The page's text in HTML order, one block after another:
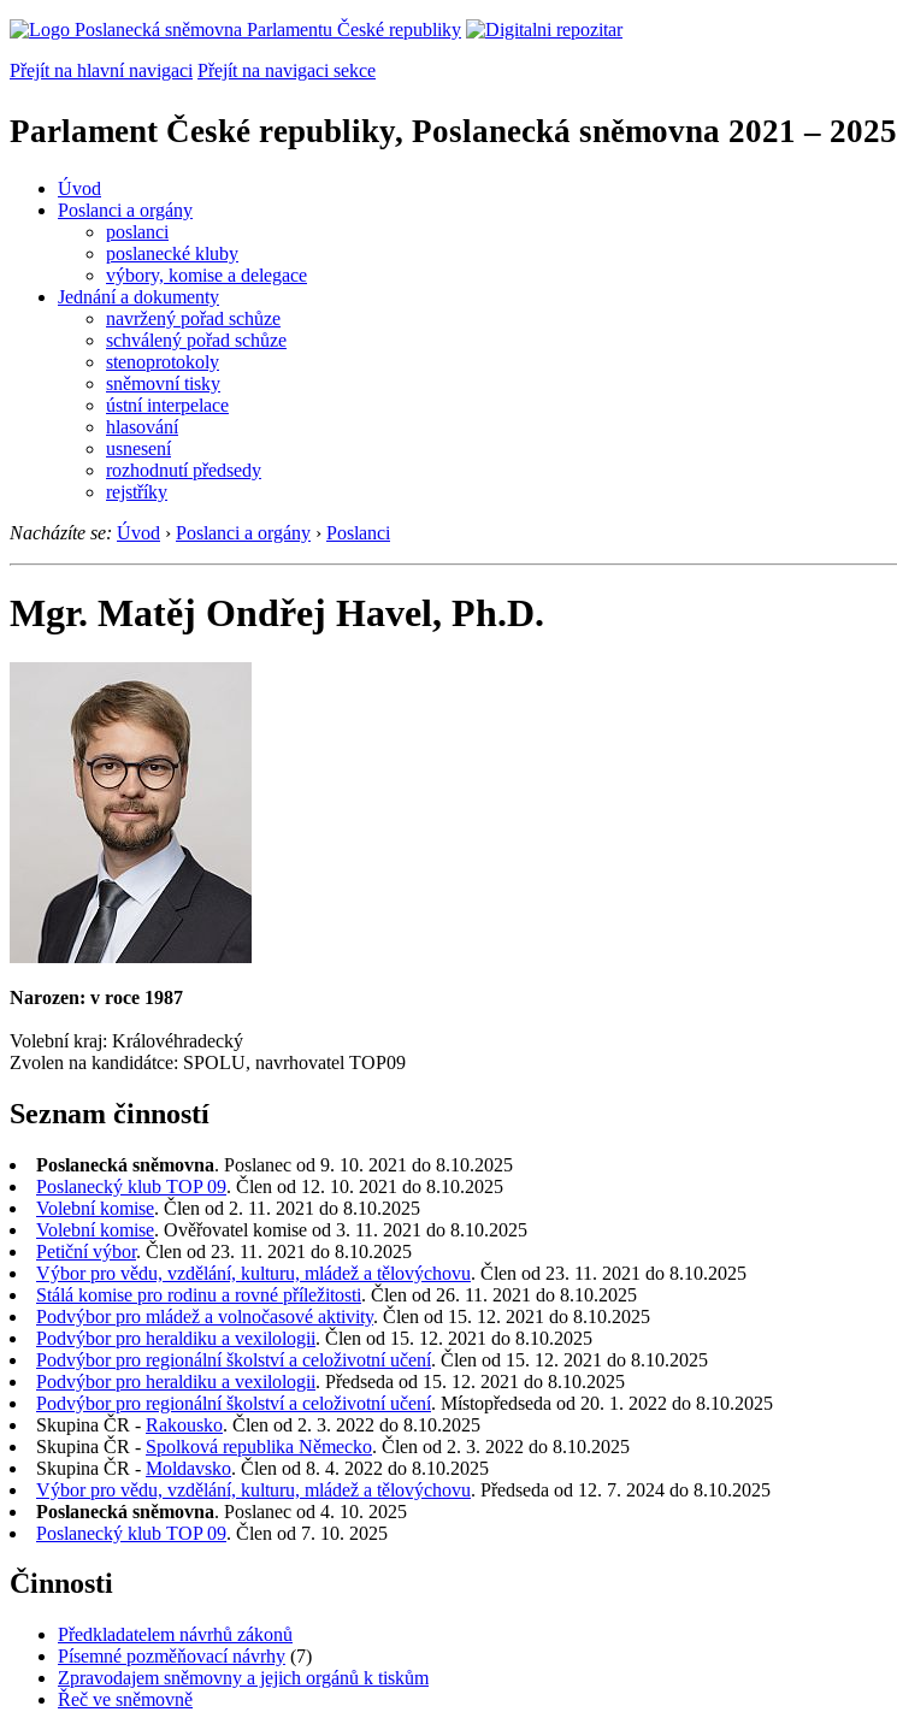
Přejít na hlavní navigaci Přejít na navigaci sekce
Parlament České republiky, Poslanecká sněmovna 2021 – 2025
Úvod
Poslanci a orgány
poslanci
poslanecké kluby
výbory, komise a delegace
Jednání a dokumenty
navržený pořad schůze
schválený pořad schůze
stenoprotokoly
sněmovní tisky
ústní interpelace
hlasování
usnesení
rozhodnutí předsedy
rejstříky
Nacházíte se: Úvod › Poslanci a orgány › Poslanci
Mgr. Matěj Ondřej Havel, Ph.D.
Narozen: v roce 1987
Volební kraj: Královéhradecký
Zvolen na kandidátce: SPOLU, navrhovatel TOP09
Seznam činností
Poslanecká sněmovna. Poslanec od 9. 10. 2021 do 8.10.2025
Poslanecký klub TOP 09. Člen od 12. 10. 2021 do 8.10.2025
Volební komise. Člen od 2. 11. 2021 do 8.10.2025
Volební komise. Ověřovatel komise od 3. 11. 2021 do 8.10.2025
Petiční výbor. Člen od 23. 11. 2021 do 8.10.2025
Výbor pro vědu, vzdělání, kulturu, mládež a tělovýchovu. Člen od 23. 11. 2021 do 8.10.2025
Stálá komise pro rodinu a rovné příležitosti. Člen od 26. 11. 2021 do 8.10.2025
Podvýbor pro mládež a volnočasové aktivity. Člen od 15. 12. 2021 do 8.10.2025
Podvýbor pro heraldiku a vexilologii. Člen od 15. 12. 2021 do 8.10.2025
Podvýbor pro regionální školství a celoživotní učení. Člen od 15. 12. 2021 do 8.10.2025
Podvýbor pro heraldiku a vexilologii. Předseda od 15. 12. 2021 do 8.10.2025
Podvýbor pro regionální školství a celoživotní učení. Místopředseda od 20. 1. 2022 do 8.10.2025
Skupina ČR - Rakousko. Člen od 2. 3. 2022 do 8.10.2025
Skupina ČR - Spolková republika Německo. Člen od 2. 3. 2022 do 8.10.2025
Skupina ČR - Moldavsko. Člen od 8. 4. 2022 do 8.10.2025
Výbor pro vědu, vzdělání, kulturu, mládež a tělovýchovu. Předseda od 12. 7. 2024 do 8.10.2025
Poslanecká sněmovna. Poslanec od 4. 10. 2025
Poslanecký klub TOP 09. Člen od 7. 10. 2025
Činnosti
Předkladatelem návrhů zákonů
Písemné pozměňovací návrhy (7)
Zpravodajem sněmovny a jejich orgánů k tiskům
Řeč ve sněmovně